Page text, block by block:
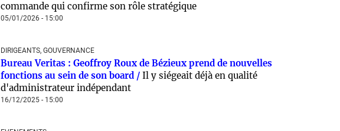
commande qui confirme son rôle stratégique
05/01/2026 - 15:00
DIRIGEANTS, GOUVERNANCE
Bureau Veritas : Geoffroy Roux de Bézieux prend de nouvelles
fonctions au sein de son board / Il y siégeait déjà en qualité
d'administrateur indépendant
16/12/2025 - 15:00